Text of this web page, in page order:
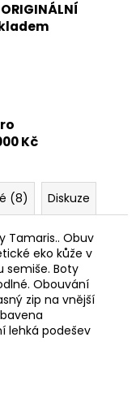
Kč
(8) Diskuze
Tamaris.. Obuv
eko kůže v
semiše. Boty
Obouvání
zip na vnější
lehká podešev